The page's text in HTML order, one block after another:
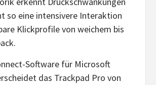
so eine intensivere Interaktion
Klickprofile von weichem bis
Software für Microsoft
das Trackpad Pro von